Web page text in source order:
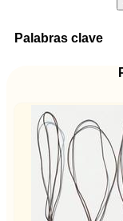
Palabras clave